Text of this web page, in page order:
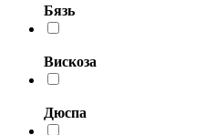
Бязь
Вискоза
Дюспа